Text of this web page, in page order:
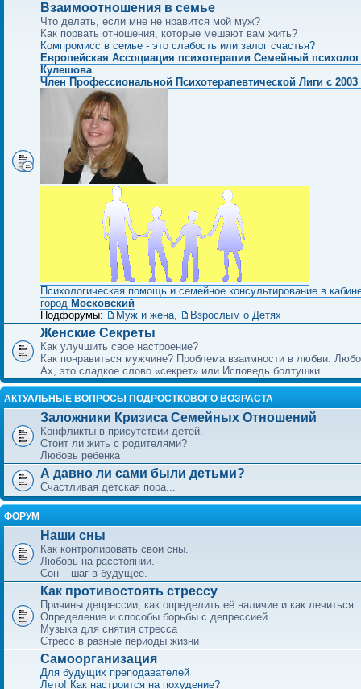
Взаимоотношения в семье
Что делать, если мне не нравится мой муж?
Как порвать отношения, которые мешают вам жить?
Компромисс в семье - это слабость или залог счастья?
Европейская Ассоциация психотерапии Семейный
Кулешова
Член Профессиональной Психотерапевтической Лиги с 2003
Психологическая помощь и семейное консультирование в
город Московский
Подфорумы:
Муж и жена, Взрослым о Детях
Женские Секреты
Как улучшить свое настроение?
Как понравиться мужчине? Проблема взаимности в любви.
Ах, это сладкое слово «секрет» или Исповедь болтушки.
АКТУАЛЬНЫЕ ВОПРОСЫ ПОДРОСТКОВОГО ВОЗРАСТА
Заложники Кризиса Семейных Отношений
Конфликты в присутствии детей.
Стоит ли жить с родителями?
Любовь ребенка
А давно ли сами были детьми?
Счастливая детская пора...
ФОРУМ
Наши сны
Как контролировать свои сны.
Любовь на расстоянии.
Сон – шаг в будущее.
Как противостоять стрессу
Причины депрессии, как определить её наличие и как лечиться.
Определение и способы борьбы с депрессией
Музыка для снятия стресса
Стресс в разные периоды жизни
Самоорганизация
Для будущих преподавателей
Лето! Как настроится на похудение?